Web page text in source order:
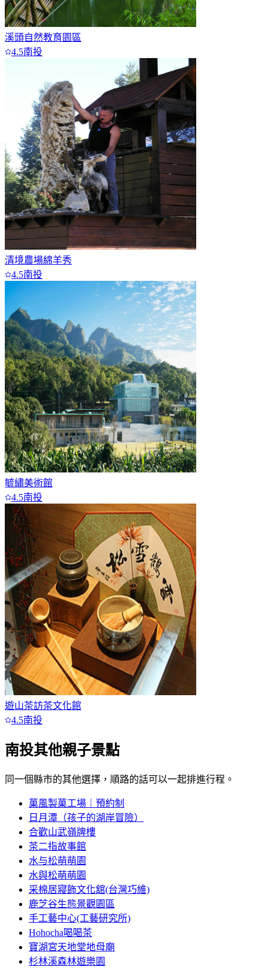
溪頭自然教育園區
4.5南投
清境農場綿羊秀
4.5南投
毓繡美術館
4.5南投
遊山茶訪茶文化館
4.5南投
南投其他親子景點
同一個縣市的其他選擇，順路的話可以一起排進行程。
菓風製菓工場｜預約制
日月潭（孩子的湖岸冒險）
合歡山武嶺牌樓
茶二指故事館
水与松萌萌園
水與松萌萌園
采棉居寢飾文化舘(台灣巧維)
鹿芝谷生態景觀園區
手工藝中心(工藝研究所)
Hohocha喝喝茶
寶湖宮天地堂地母廟
杉林溪森林遊樂園